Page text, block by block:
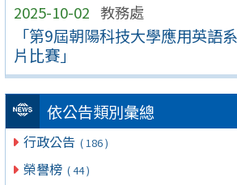
2025-10-02 教務處
「第9屆朝陽科技大學應用英語
片比賽」
依公告類別彙總
行政公告 ( 186 )
榮譽榜 ( 44 )